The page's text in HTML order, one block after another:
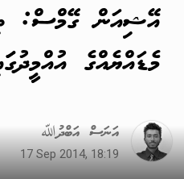
އޭޝިއަން ގޭމްސް:
މެޑައްޔެއްގެ
އަނަސް އަބްދުﷲ
17 Sep 2014, 18:19